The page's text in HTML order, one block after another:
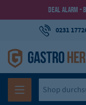
DEAL ALARM -
0231